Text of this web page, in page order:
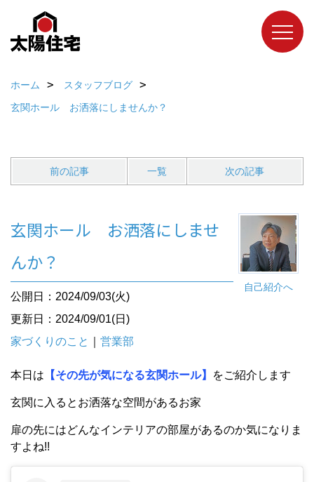
ホーム
スタッフブログ
玄関ホール お洒落にしませんか？
前の記事 一覧 次の記事
自己紹介へ
玄関ホール お洒落にしませ
んか？
公開日：2024/09/03(火)
更新日：2024/09/01(日)
家づくりのこと
営業部
本日は 【その先が気になる玄関ホール】 をご紹介します
玄関に入るとお洒落な空間があるお家
扉の先にはどんなインテリアの部屋があるのか気になりま
すよね!!